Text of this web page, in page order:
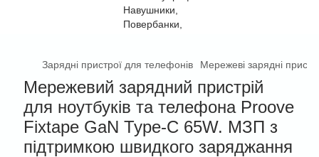
Зарядні пристрої для телефонів Мережеві зарядні
Мережевий зарядний пристрій
для ноутбуків та телефона Proove
Fixtape GaN Type-C 65W. МЗП з
підтримкою швидкого заряджання